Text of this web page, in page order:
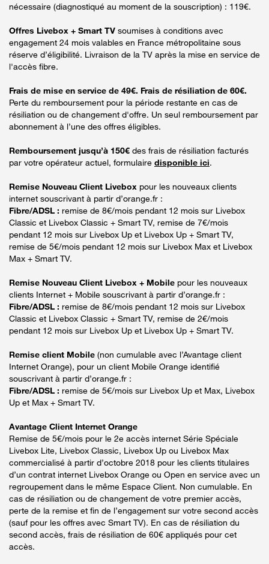
nécessaire (diagnostiqué au moment de la souscription) : 119€.
Offres Livebox + Smart TV soumises à conditions avec
engagement 24 mois valables en France métropolitaine sous
réserve d’éligibilité. Livraison de la TV après la mise en service de
l'accès fibre.
Frais de mise en service de 49€. Frais de résiliation de 60€.
Perte du remboursement pour la période restante en cas de
résiliation ou de changement d'offre. Un seul remboursement par
abonnement à l’une des offres éligibles.
Remboursement jusqu’à 150€ des frais de résiliation facturés
par votre opérateur actuel, formulaire disponible ici.
Remise Nouveau Client Livebox pour les nouveaux clients
internet souscrivant à partir d’orange.fr :
Fibre/ADSL : remise de 8€/mois pendant 12 mois sur Livebox
Classic et Livebox Classic + Smart TV, remise de 7€/mois
pendant 12 mois sur Livebox Up et Livebox Up + Smart TV,
remise de 5€/mois pendant 12 mois sur Livebox Max et Livebox
Max + Smart TV.
Remise Nouveau Client Livebox + Mobile pour les nouveaux
clients Internet + Mobile souscrivant à partir d’orange.fr :
Fibre/ADSL : remise de 8€/mois pendant 12 mois sur Livebox
Classic et Livebox Classic + Smart TV, remise de 2€/mois
pendant 12 mois sur Livebox Up et Livebox Up + Smart TV.
Remise client Mobile (non cumulable avec l’Avantage client
Internet Orange), pour un client Mobile Orange identifié
souscrivant à partir d’orange.fr :
Fibre/ADSL : remise de 5€/mois sur Livebox Up et Max, Livebox
Up et Max + Smart TV.
Avantage Client Internet Orange
Remise de 5€/mois pour le 2e accès internet Série Spéciale
Livebox Lite, Livebox Classic, Livebox Up ou Livebox Max
commercialisé à partir d’octobre 2018 pour les clients titulaires
d’un contrat internet Livebox Orange ou Open en service avec un
regroupement dans le même Espace Client. Non cumulable. En
cas de résiliation ou de changement de votre premier accès,
perte de la remise et fin de l’engagement sur votre second accès
(sauf pour les offres avec Smart TV). En cas de résiliation du
second accès, frais de résiliation de 60€ appliqués pour cet
accès.